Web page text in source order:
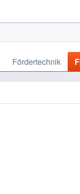
Fördertechnik